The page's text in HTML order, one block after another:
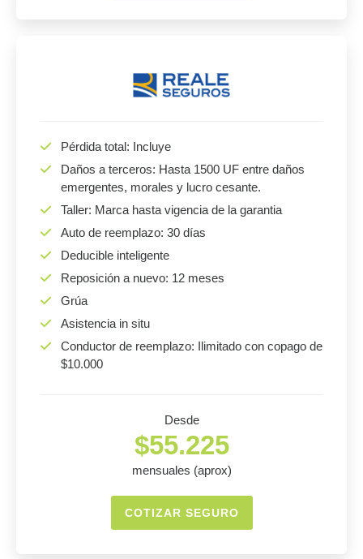
Pérdida total: Incluye
Daños a terceros: Hasta 1500 UF entre daños
emergentes, morales y lucro cesante.
Taller: Marca hasta vigencia de la garantia
Auto de reemplazo: 30 días
Deducible inteligente
Reposición a nuevo: 12 meses
Grúa
Asistencia in situ
Conductor de reemplazo: Ilimitado con copago de
$10.000
Desde
$55.225
mensuales (aprox)
COTIZAR SEGURO